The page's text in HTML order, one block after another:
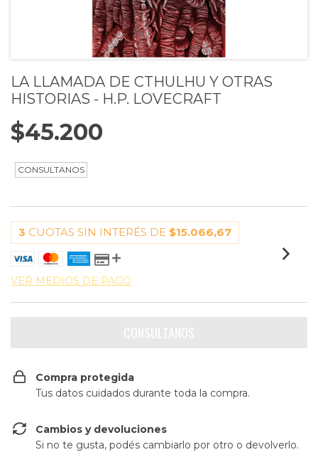
LA LLAMADA DE CTHULHU Y OTRAS
HISTORIAS - H.P. LOVECRAFT
$45.200
3 CUOTAS SIN INTERÉS DE $15.066,67
VER MEDIOS DE PAGO
Compra protegida
Tus datos cuidados durante toda la compra.
Cambios y devoluciones
Si no te gusta, podés cambiarlo por otro o devolverlo.